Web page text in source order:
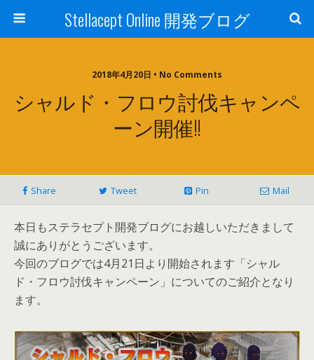
Stellacept Online 開発ブログ
2018年4月20日 • No Comments
シャルド・フロウ討伐キャンペ
ーン開催!!
Share Tweet Pin Mail
本日もステラセプト開発ブログにお越しいただきまして
誠にありがとうございます。
今回のブログでは4月21日より開始されます「シャル
ド・フロウ討伐キャンペーン」についてのご紹介となり
ます。